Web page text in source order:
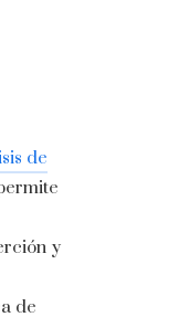
de
y
de